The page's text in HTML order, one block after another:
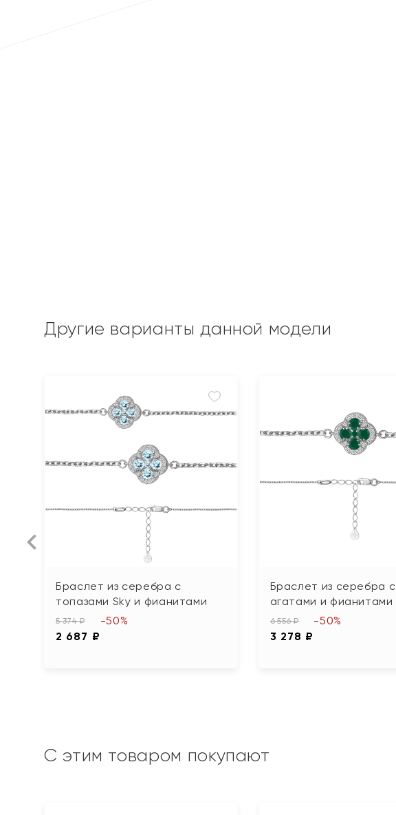
Другие варианты данной модели
Браслет из серебра с
топазами Sky и фианитами
5 374 ₽
2 687 ₽
-50%
Браслет из серебра с
агатами и фианитами
6 556 ₽
3 278 ₽
-50%
С этим товаром покупают